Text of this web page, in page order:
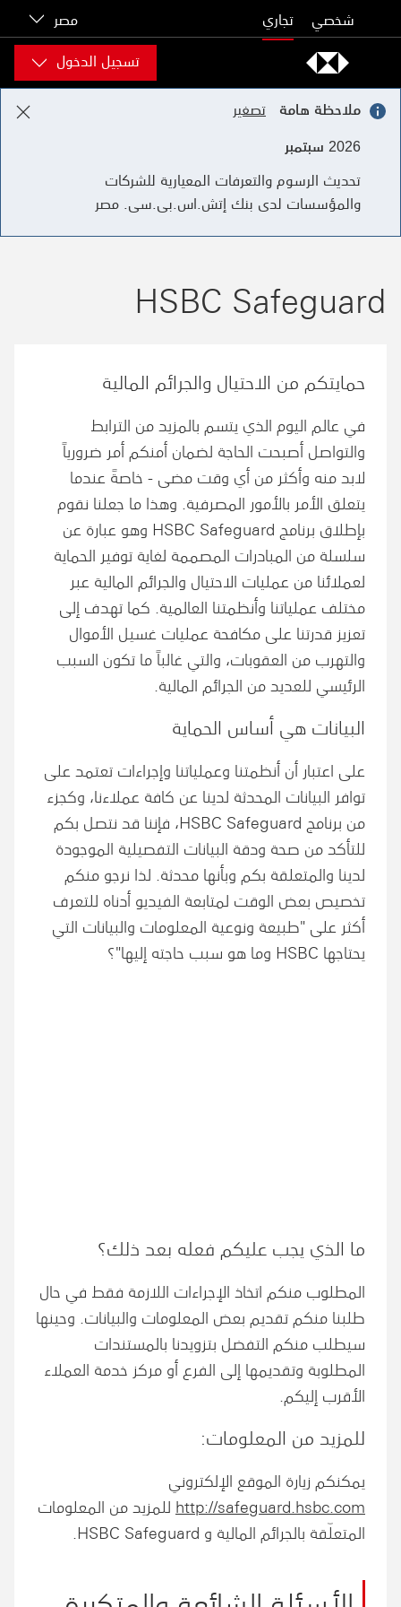
شخصي تجاري
مصر
تسجيل الدخول
ملاحظة هامة تصغير
2026 سبتمبر
تحديث الرسوم والتعرفات المعيارية للشركات
والمؤسسات لدى بنك إتش.اس.بى.سى. مصر
HSBC Safeguard
حمايتكم من الاحتيال والجرائم المالية
في عالم اليوم الذي يتسم بالمزيد من الترابط
والتواصل أصبحت الحاجة لضمان أمنكم أمر ضرورياً
لابد منه وأكثر من أي وقت مضى - خاصةً عندما
يتعلق الأمر بالأمور المصرفية. وهذا ما جعلنا نقوم
بإطلاق برنامج HSBC Safeguard وهو عبارة عن
سلسلة من المبادرات المصممة لغاية توفير الحماية
لعملائنا من عمليات الاحتيال والجرائم المالية عبر
مختلف عملياتنا وأنظمتنا العالمية. كما تهدف إلى
تعزيز قدرتنا على مكافحة عمليات غسيل الأموال
والتهرب من العقوبات، والتي غالباً ما تكون السبب
الرئيسي للعديد من الجرائم المالية.
البيانات هي أساس الحماية
على اعتبار أن أنظمتنا وعملياتنا وإجراءات تعتمد على
توافر البيانات المحدثة لدينا عن كافة عملاءنا، وكجزء
من برنامج HSBC Safeguard، فإننا قد نتصل بكم
للتأكد من صحة ودقة البيانات التفصيلية الموجودة
لدينا والمتعلقة بكم وبأنها محدثة. لذا نرجو منكم
تخصيص بعض الوقت لمتابعة الفيديو أدناه للتعرف
أكثر على "طبيعة ونوعية المعلومات والبيانات التي
يحتاجها HSBC وما هو سبب حاجته إليها"؟
ما الذي يجب عليكم فعله بعد ذلك؟
المطلوب منكم اتخاذ الإجراءات اللازمة فقط في حال
طلبنا منكم تقديم بعض المعلومات والبيانات. وحينها
سيطلب منكم التفضل بتزويدنا بالمستندات
المطلوبة وتقديمها إلى الفرع أو مركز خدمة العملاء
الأقرب إليكم.
للمزيد من المعلومات:
يمكنكم زيارة الموقع الإلكتروني
http://safeguard.hsbc.com للمزيد من المعلومات
المتعلّقة بالجرائم المالية و HSBC Safeguard.